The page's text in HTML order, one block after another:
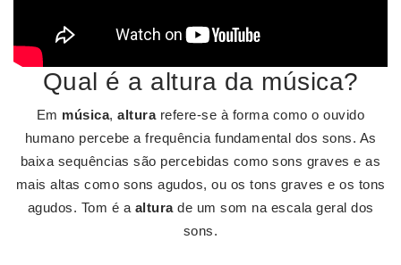
Qual é a altura da música?
Em música,alturarefere-se à forma como o ouvido
humano percebe a frequência fundamental dos sons. As
baixa sequências são percebidas como sons graves e as
mais altas como sons agudos, ou os tons graves e os tons
agudos. Tom é a alturade um som na escala geral dos
sons.